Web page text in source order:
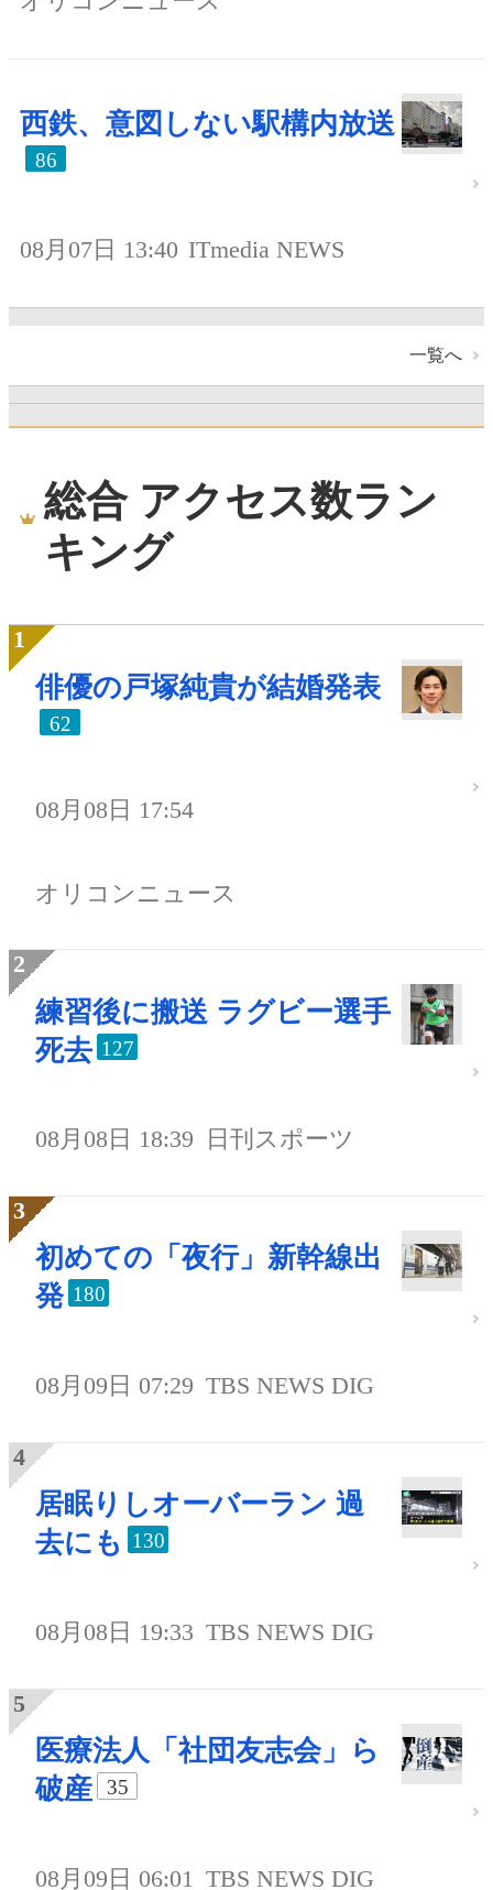
西鉄、意図しない駅構内放送
86
08月07日 13:40 ITmedia NEWS
一覧へ
総合 アクセス数ラン
キング
俳優の戸塚純貴が結婚発表
62
08月08日 17:54
オリコンニュース
練習後に搬送 ラグビー選手
死去 127
08月08日 18:39 日刊スポーツ
初めての「夜行」新幹線出
発 180
08月09日 07:29 TBS NEWS DIG
居眠りしオーバーラン 過
去にも
130
08月08日 19:33 TBS NEWS DIG
医療法人「社団友志会」ら
破産
35
08月09日 06:01 TBS NEWS DIG